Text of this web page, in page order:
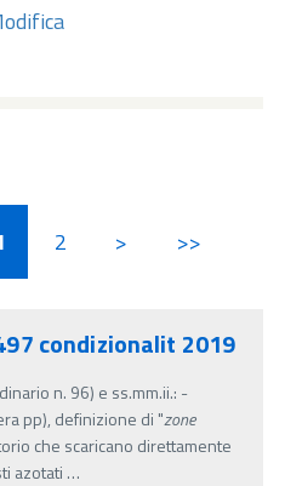
2 > >>
condizionalit 2019
n. 96) e ss.mm.ii.: -
pp), definizione di "zone
che scaricano direttamente
azotati …